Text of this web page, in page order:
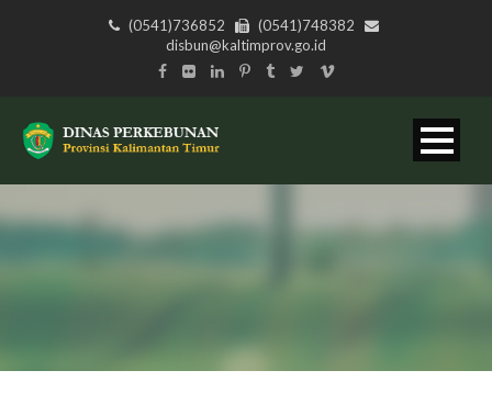
(0541)736852
(0541)748382
disbun@kaltimprov.go.id